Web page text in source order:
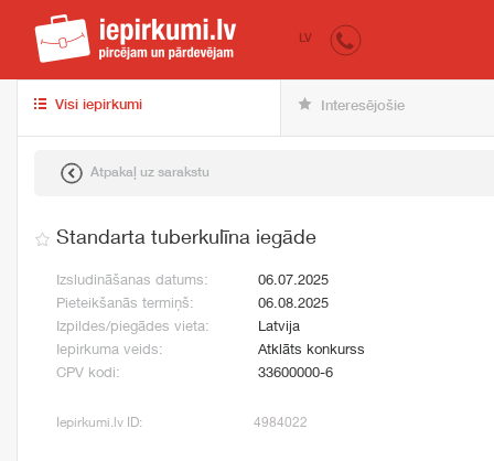
iepirkumi.lv
LV
Visi iepirkumi Interesējošie
Atpakaļ uz sarakstu
Standarta tuberkulīna iegāde
Izsludināšanas datums:
06.07.2025
Pieteikšanās termiņš:
06.08.2025
Izpildes/piegādes vieta:
Latvija
Iepirkuma veids:
Atklāts konkurss
CPV kodi:
33600000-6
Iepirkumi.lv ID: 4984022